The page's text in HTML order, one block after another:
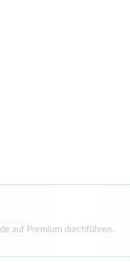
auf Premium durchführen.